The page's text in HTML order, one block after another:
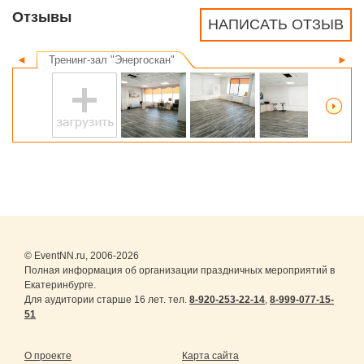
НАПИСАТЬ ОТЗЫВ
Отзывы
◄ ►
Тренинг-зал "Энергоскан"
© EventNN.ru, 2006-2026
Полная информация об организации праздничных мероприятий в
Екатеринбурге.
Для аудитории старше 16 лет. тел. 8-920-253-22-14, 8-999-077-15-
51
О проекте Карта сайта